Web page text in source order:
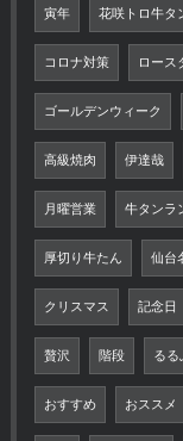
寅年 花咲トロ牛タ
コロナ対策 ロース
ゴールデンウィーク
高級焼肉 伊達哉
月曜営業 牛タンラ
厚切り牛たん 仙台
クリスマス 記念日
贅沢 階段 るる
おすすめ おススメ